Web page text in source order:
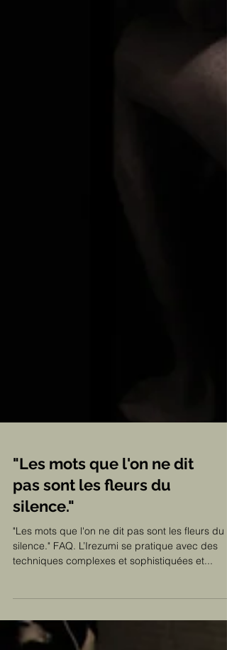
"Les mots que l'on ne dit
silence."
"Les mots que l'on ne dit pas sont les fleurs du
techniques complexes et sophistiquées et...